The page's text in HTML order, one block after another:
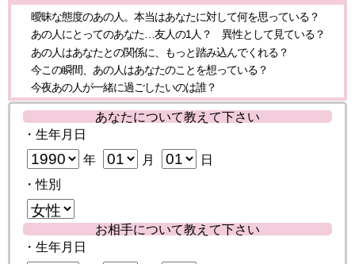
曖昧な態度のあの人。本当はあなたに対して何を思っている？
あの人にとってのあなた…友人の1人？ 異性として見ている？
あの人はあなたとの関係に、もっと踏み込んでくれる？
今この瞬間、あの人はあなたのことを想っている？
今夜あの人が一緒に過ごしたいのは誰？
あなたについて教えて下さい
・生年月日
年 月
日
・性別
お相手について教えて下さい
・生年月日